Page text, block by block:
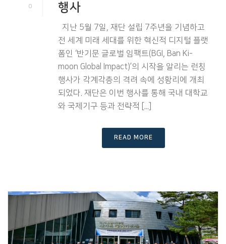
0
행사
지난 5월 7일, 재단 설립 7주년을 기념하고
전 세계 미래 세대를 위한 혁신적 디지털 플랫
폼인 ‘반기문 글로벌 임팩트(BGI, Ban Ki-
moon Global Impact)’의 시작을 알리는 런칭
행사가 각계각층의 격려 속에 성황리에 개최
되었다. 재단은 이번 행사를 통해 국내 대학교
와 국제기구 등과 전략적 [...]
READ MORE